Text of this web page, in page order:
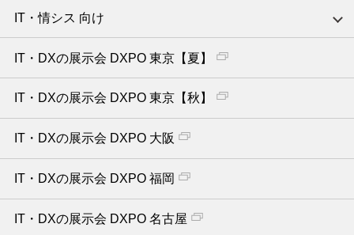
IT・情シス 向け
IT・DXの展示会 DXPO 東京【夏】
IT・DXの展示会 DXPO 東京【秋】
IT・DXの展示会 DXPO 大阪
IT・DXの展示会 DXPO 福岡
IT・DXの展示会 DXPO 名古屋